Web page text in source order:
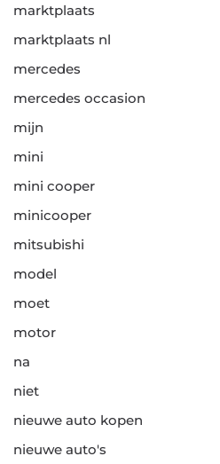
marktplaats
marktplaats nl
mercedes
mercedes occasion
mijn
mini
mini cooper
minicooper
mitsubishi
model
moet
motor
na
niet
nieuwe auto kopen
nieuwe auto's